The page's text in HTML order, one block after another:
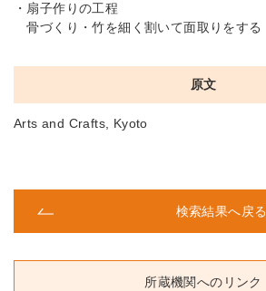
・扇子作りの工程
骨づくり・竹を細く割いて面取りをする
原文
Arts and Crafts, Kyoto
検索結果へ戻る
所蔵機関へのリンク